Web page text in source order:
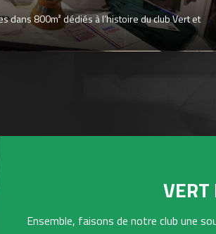
dans 800m² dédiés à l’histoire du club Vert et
VERT
Ensemble, faisons de notre club une